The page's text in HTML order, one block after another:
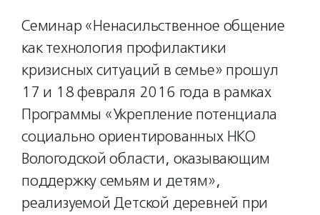
Семинар «Ненасильственное общение
как технология профилактики
кризисных ситуаций в семье» прошул
17 и 18 февраля 2016 года в рамках
Программы «Укрепление потенциала
социально ориентированных НКО
Вологодской области, оказывающим
поддержку семьям и детям»,
реализуемой Детской деревней при